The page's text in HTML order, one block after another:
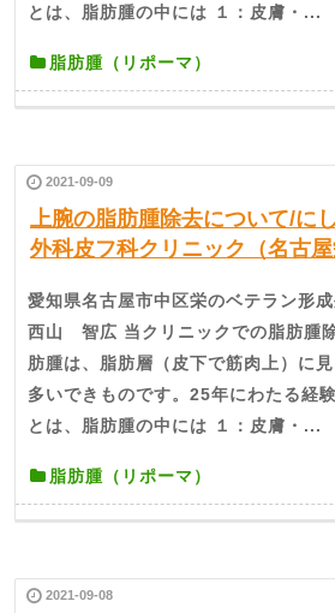
とは、脂肪腫の中には １：皮膚・...
脂肪腫（リポーマ）
2021-09-09
上腕の脂肪腫除去について/に
外科皮フ科クリニック（名古屋
愛知県名古屋市中区栄のベテラン形成
西山 智広 当クリニックでの脂肪腫
肪腫は、脂肪層（皮下で筋肉上）に
多いできものです。25年にわたる経
とは、脂肪腫の中には １：皮膚・...
脂肪腫（リポーマ）
2021-09-08